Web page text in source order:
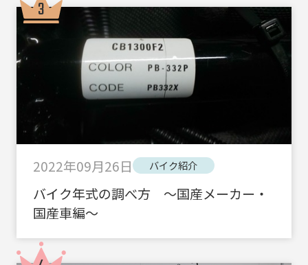
2022年09月26日 バイク紹介
バイク年式の調べ方 ～国産メーカー・
国産車編～